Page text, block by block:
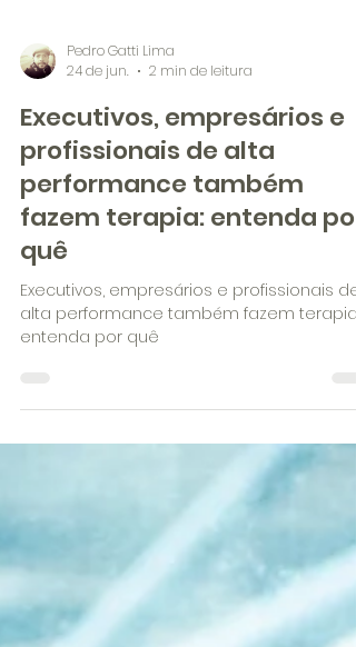
Pedro Gatti Lima
24 de jun.
2 min de leitura
Executivos, empresários e
profissionais de alta
performance também
quê
Executivos, empresários e profissionais de
alta performance também fazem terapia: